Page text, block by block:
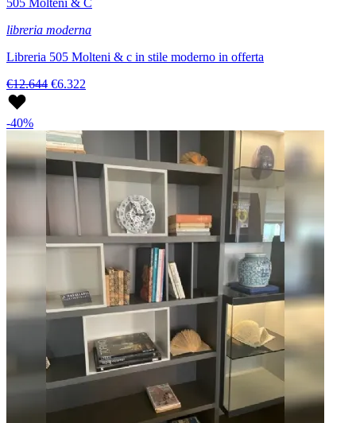
505 Molteni & C
libreria moderna
Libreria 505 Molteni & c in stile moderno in offerta
€12.644 €6.322
-40%